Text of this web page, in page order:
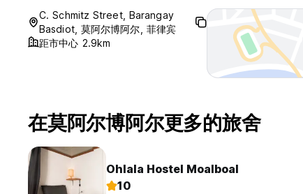
C. Schmitz Street, Barangay
Basdiot, 莫阿尔博阿尔, 菲律宾
距市中心 2.9km
在莫阿尔博阿尔更多的旅舍
Ohlala Hostel Moalboal
10